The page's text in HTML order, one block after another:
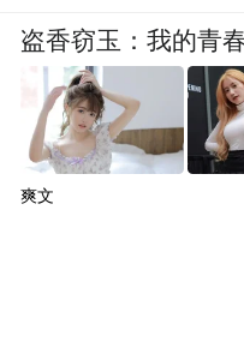
盗香窃玉：我的青
爽文